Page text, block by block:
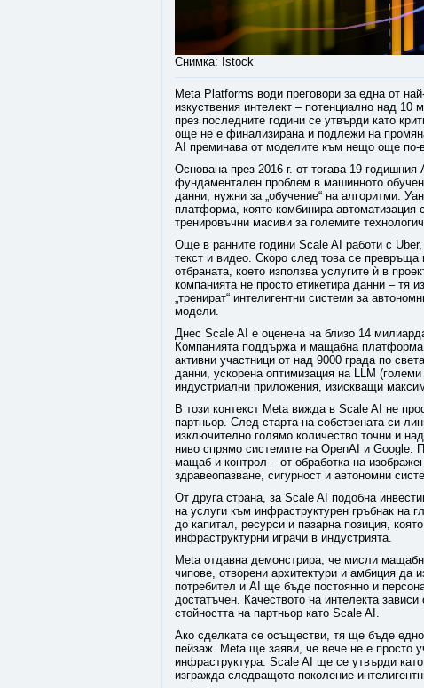
Снимка: Istock
Meta Platforms води преговори за една от
изкуствения интелект – потенциално над
през последните години се утвърди като
още не е финализирана и подлежи на
AI преминава от моделите към нещо още по-
Основана през 2016 г. от тогава 19-
фундаментален проблем в машинното
данни, нужни за „обучение“ на алгоритми.
платформа, която комбинира автоматизация
тренировъчни масиви за големите
Още в ранните години Scale AI работи с
текст и видео. Скоро след това се превръща
отбраната, което използва услугите ѝ в
компанията не просто етикетира данни – тя
„тренират“ интелигентни системи за
модели.
Днес Scale AI е оценена на близо 14
Компанията поддържа и мащабна
активни участници от над 9000 града по
данни, ускорена оптимизация на LLM
индустриални приложения, изискващи
В този контекст Meta вижда в Scale AI не
партньор. След старта на собствената си
изключително голямо количество точни и
ниво спрямо системите на OpenAI и Google.
мащаб и контрол – от обработка на
здравеопазване, сигурност и автономни
От друга страна, за Scale AI подобна
на услуги към инфраструктурен гръбнак на
до капитал, ресурси и пазарна позиция,
инфраструктурни играчи в индустрията.
Meta отдавна демонстрира, че мисли
чипове, отворени архитектури и амбиция да
потребител и AI ще бъде постоянно и
достатъчен. Качеството на интелекта
стойността на партньор като Scale AI.
Ако сделката се осъществи, тя ще бъде едно
пейзаж. Meta ще заяви, че вече не е просто
инфраструктура. Scale AI ще се утвърди
изгражда следващото поколение